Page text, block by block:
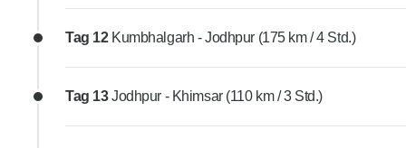
Tag 12 Kumbhalgarh - Jodhpur (175 km / 4 Std.)
Tag 13Jodhpur - Khimsar (110 km / 3 Std.)